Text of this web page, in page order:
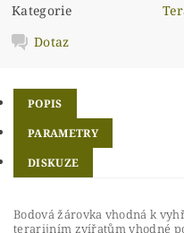
Kategorie
Dotaz
POPIS
PARAMETRY
DISKUZE
Bodová žárovka vhodná k
terarijním zvířatům vhodné